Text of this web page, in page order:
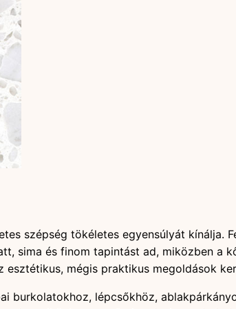
szépség tökéletes egyensúlyát kínálja.
sima és finom tapintást ad, miközben a
mégis praktikus megoldások
burkolatokhoz, lépcsőkhöz,